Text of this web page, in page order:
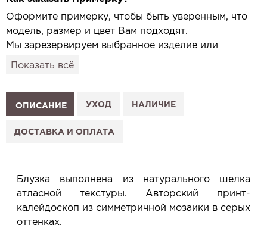
Оформите примерку, чтобы быть уверенным, что
модель, размер и цвет Вам подходят.
Мы зарезервируем выбранное изделие или
привезём его в удобный для вас салон и
1. Выберите изделие на сайте.
2. Нажмите «Заказать примерку» и выберите салон.
3. Заполните форму и отправьте заявку.
Услуга бесплатная и ни к чему не обязывает: Вы
примеряете в салоне и уже на месте решаете,
покупать или нет.
Планируйте визит в удобное для Вас время -
Показать всё
ОПИСАНИЕ УХОД НАЛИЧИЕ
ДОСТАВКА И ОПЛАТА
Блузка выполнена из натурального шелка
атласной текстуры. Авторский принт-
калейдоскоп из симметричной мозаики в серых
оттенках.